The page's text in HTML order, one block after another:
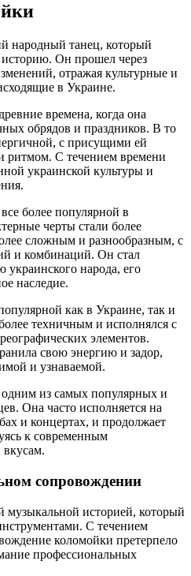
народный танец, который
Он прошел через
отражая культурные и
в Украине.
времена, когда она
обрядов и праздников. В то
с присущими ей
ритмом. С течением времени
украинской культуры и
более популярной в
черты стали более
сложным и разнообразным, с
и комбинаций. Он стал
украинского народа, его
наследие.
как в Украине, так и
техничным и исполнялся с
элементов.
свою энергию и задор,
и узнаваемой.
одним из самых популярных и
Она часто исполняется на
и концертах, и продолжает
к современным
сопровождении
музыкальной историей, который
С течением
коломойки претерпело
профессиональных